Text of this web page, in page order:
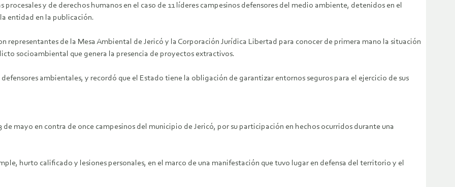
procesales y de derechos humanos en el caso de 11 líderes campesinos defensores del medio ambiente, detenidos en el
entidad en la publicación.
representantes de la Mesa Ambiental de Jericó y la Corporación Jurídica Libertad para conocer de primera mano la situación
socioambiental que genera la presencia de proyectos extractivos.
ambientales, y recordó que el Estado tiene la obligación de garantizar entornos seguros para el ejercicio de sus
de mayo en contra de once campesinos del municipio de Jericó, por su participación en hechos ocurridos durante una
hurto calificado y lesiones personales, en el marco de una manifestación que tuvo lugar en defensa del territorio y el